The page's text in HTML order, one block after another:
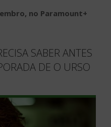
no Paramount+
SABER ANTES
DE O URSO